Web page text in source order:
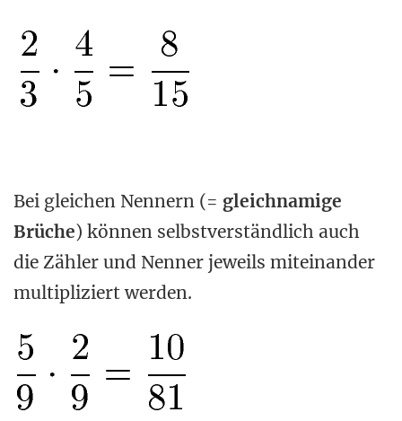
Bei gleichen Nennern (= gleichnamige
Brüche) können selbstverständlich auch
die Zähler und Nenner jeweils miteinander
multipliziert werden.